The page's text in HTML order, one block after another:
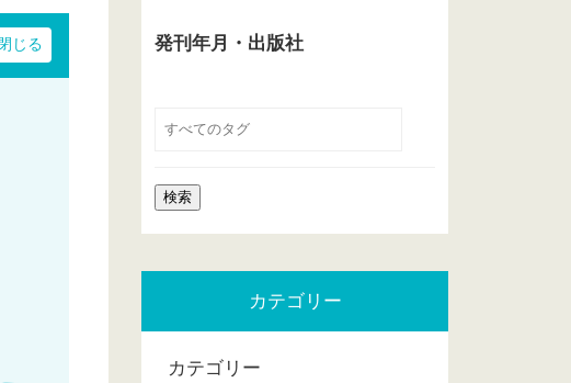
発刊年月・出版社
カテゴリー
カテゴリー